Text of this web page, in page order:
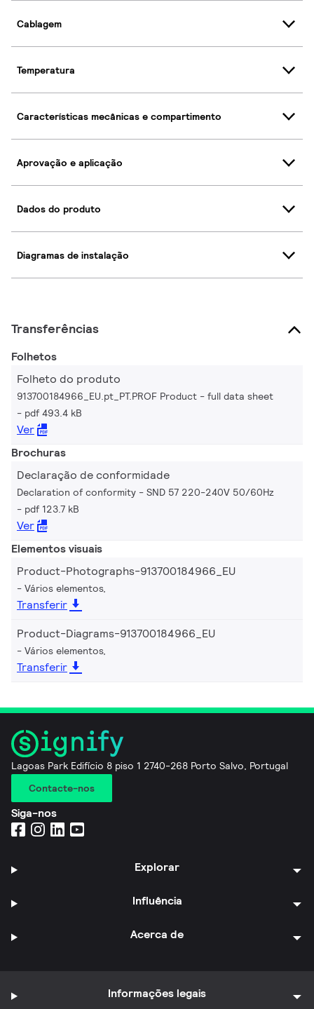
Cablagem
Temperatura
Características mecânicas e compartimento
Aprovação e aplicação
Dados do produto
Diagramas de instalação
Transferências
Folhetos
Folheto do produto
913700184966_EU.pt_PT.PROF Product - full data sheet
pdf 493.4 kB
Ver
Brochuras
Declaração de conformidade
Declaration of conformity - SND 57 220-240V 50/60Hz
pdf 123.7 kB
Ver
Elementos visuais
Product-Photographs-913700184966_EU
Vários elementos,
Transferir
Product-Diagrams-913700184966_EU
Vários elementos,
Transferir
Lagoas Park Edifício 8 piso 1 2740-268 Porto Salvo, Portugal
Contacte-nos
Siga-nos
Explorar
Influência
Acerca de
Informações legais